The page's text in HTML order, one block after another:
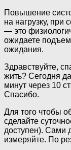
Повышение
на нагрузку, при
— это
ожидаете
ожидания.
Здравствуйте,
жить? Сегодня
минут через 10
Спасибо.
Для того чтобы
сделайте
доступен). Сами
измеряйте. По